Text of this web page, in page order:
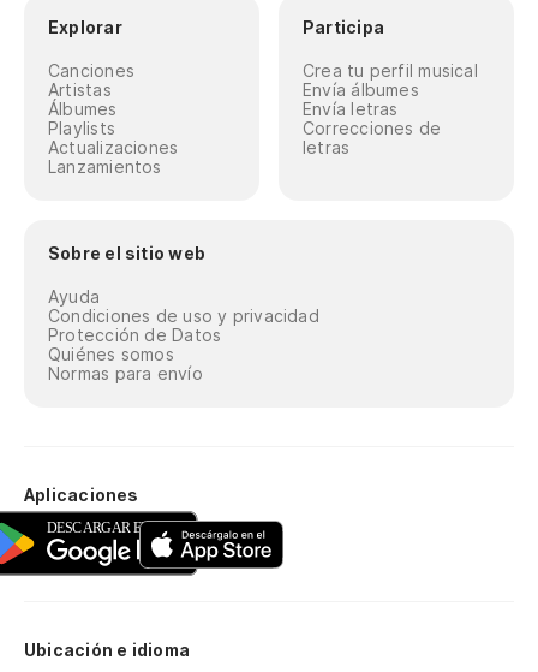
Explorar
Canciones
Artistas
Álbumes
Playlists
Actualizaciones
Lanzamientos
Participa
Crea tu perfil musical
Envía álbumes
Envía letras
Correcciones de
letras
Sobre el sitio web
Ayuda
Condiciones de uso y privacidad
Protección de Datos
Quiénes somos
Normas para envío
Aplicaciones
Ubicación e idioma